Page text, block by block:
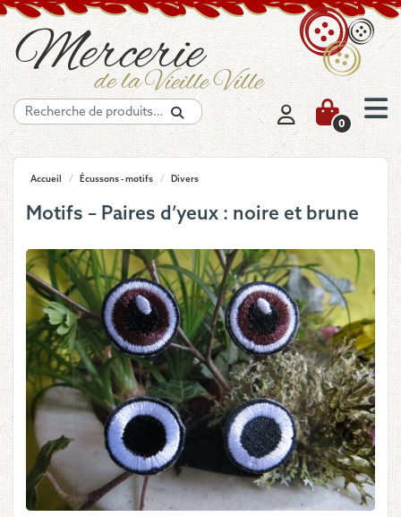
Recherche
0
Accueil / Écussons - motifs / Divers
Motifs – Paires d’yeux : noire et brune